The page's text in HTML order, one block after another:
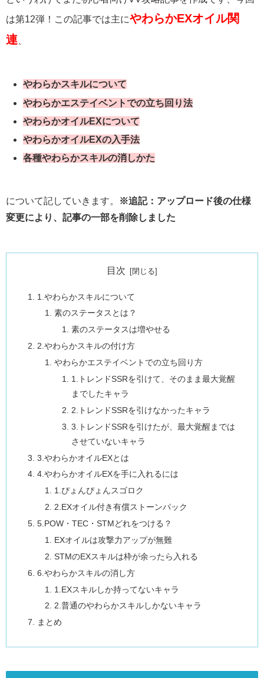
は第12弾！この記事では主にやわらかEXオイル関
連
やわらかスキルについて
やわらかエステイベントでの立ち回り法
やわらかオイルEXについて
やわらかオイルEXの入手法
各種やわらかスキルの消しかた
について記していきます。
※追記：アップロード後の仕様
変更により、記事の一部を削除しました
目次
1.やわらかスキルについて
素のステータスとは？
素のステータスは増やせる
2.やわらかスキルの付け方
やわらかエステイベントでの立ち回り方
1.トレンドSSRを引けて、そのまま最大覚醒
までしたキャラ
2.トレンドSSRを引けなかったキャラ
3.トレンドSSRを引けたが、最大覚醒までは
させていないキャラ
3.やわらかオイルEXとは
4.やわらかオイルEXを手に入れるには
1.ぴょんぴょんスゴロク
2.EXオイル付き有償ストーンパック
5.POW・TEC・STMどれをつける？
EXオイルは攻撃力アップが無難
STMのEXスキルは枠が余ったら入れる
6.やわらかスキルの消し方
1.EXスキルしか持ってないキャラ
2.普通のやわらかスキルしかないキャラ
まとめ